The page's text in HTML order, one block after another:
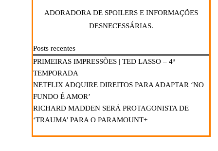
ADORADORA DE SPOILERS E INFORMAÇÕES
DESNECESSÁRIAS.
Posts recentes
PRIMEIRAS IMPRESSÕES | TED LASSO – 4ª
TEMPORADA
NETFLIX ADQUIRE DIREITOS PARA ADAPTAR ‘NO
FUNDO É AMOR’
RICHARD MADDEN SERÁ PROTAGONISTA DE
‘TRAUMA’ PARA O PARAMOUNT+